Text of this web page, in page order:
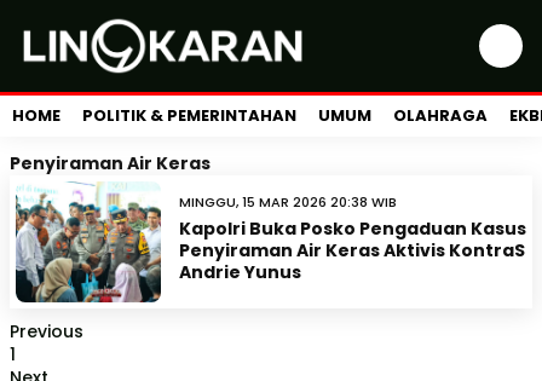
HOME POLITIK & PEMERINTAHAN UMUM OLAHRAGA
Penyiraman Air Keras
MINGGU, 15 MAR 2026 20:38 WIB
Kapolri Buka Posko Pengaduan Kasus
Penyiraman Air Keras Aktivis KontraS
Andrie Yunus
Previous
1